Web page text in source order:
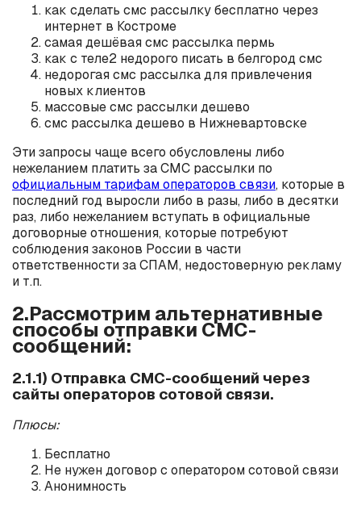
как сделать смс рассылку бесплатно через
интернет в Костроме
самая дешёвая смс рассылка пермь
как с теле2 недорого писать в белгород смс
недорогая смс рассылка для привлечения
новых клиентов
массовые смс рассылки дешево
смс рассылка дешево в Нижневартовске
Эти запросы чаще всего обусловлены либо
нежеланием платить за СМС рассылки по
официальным тарифам операторов связи, которые в
последний год выросли либо в разы, либо в десятки
раз, либо нежеланием вступать в официальные
договорные отношения, которые потребуют
соблюдения законов России в части
ответственности за СПАМ, недостоверную рекламу
и т.п.
2.Рассмотрим альтернативные
способы отправки СМС-
сообщений:
2.1.1) Отправка СМС-сообщений через
сайты операторов сотовой связи.
Плюсы:
Бесплатно
Не нужен договор с оператором сотовой связи
Анонимность